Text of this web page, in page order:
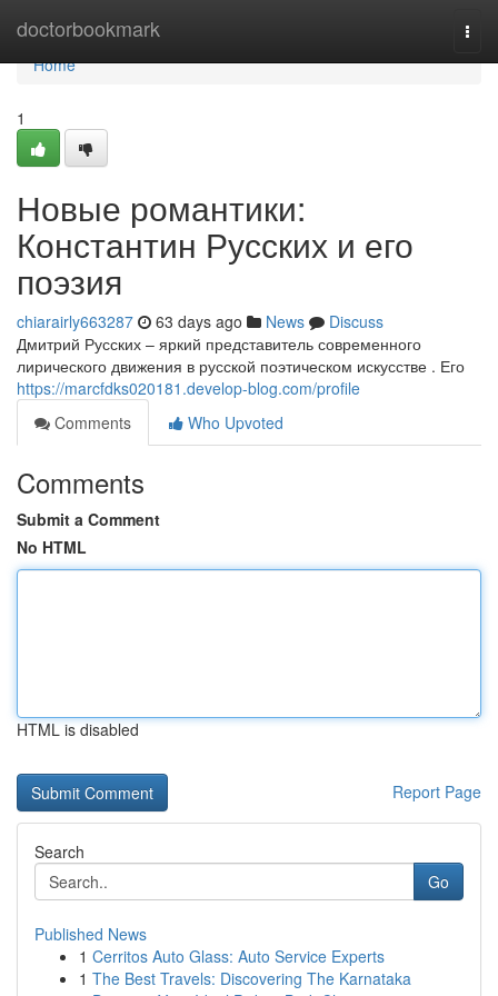
doctorbookmark
Home
Home
1
Новые романтики:
Константин Русских и его
поэзия
chiarairly663287 63 days ago News
Discuss
Дмитрий Русских – яркий представитель современного
лирического движения в русской поэтическом искусстве . Его
https://marcfdks020181.develop-blog.com/profile
Comments
Who Upvoted
Comments
Submit a Comment
No HTML
HTML is disabled
Report Page
Search
Go
Published News
1 Cerritos Auto Glass: Auto Service Experts
1 The Best Travels: Discovering The Karnataka